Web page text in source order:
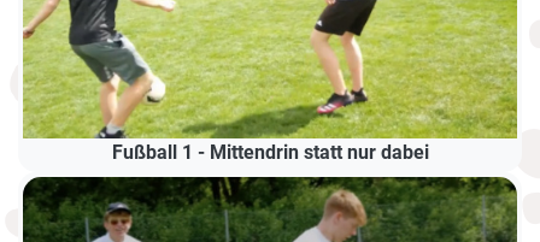
Fußball 1 - Mittendrin statt nur dabei